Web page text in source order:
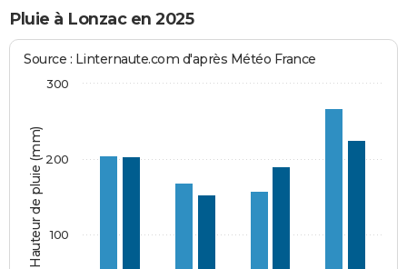
Pluie à Lonzac en 2025
Hauteur de pluie (mm)
Source : Linternaute.com d'après Météo France
100
200
300